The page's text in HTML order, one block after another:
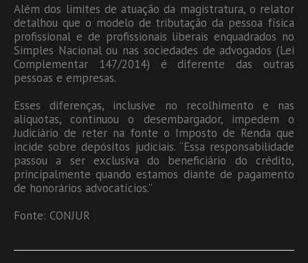
Além dos limites de atuação da magistratura, o relator
detalhou que o modelo de tributação da pessoa física
profissional e de profissionais liberais enquadrados no
Simples Nacional ou nas sociedades de advogados (Lei
Complementar 147/2014) é diferente das outras
pessoas e empresas.
Esses diferenças, inclusive no recolhimento e nas
alíquotas, continuou o desembargador, impedem o
Judiciário de reter na fonte o Imposto de Renda que
incide sobre depósitos judiciais. “Essa responsabilidade
passou a ser exclusiva do beneficiário do crédito,
principalmente quando estamos diante de pagamento
de honorários advocatícios.”
Fonte: CONJUR